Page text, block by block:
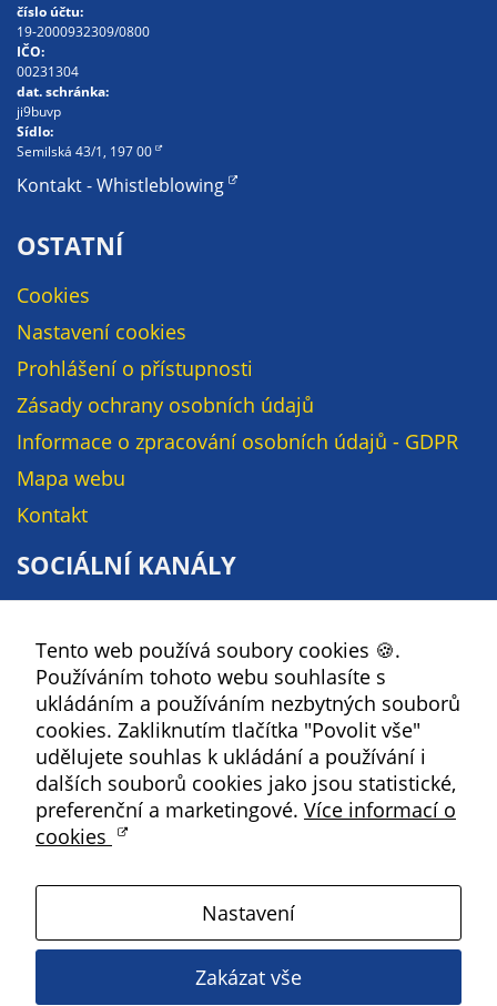
číslo účtu:
19-2000932309/0800
IČO:
00231304
dat. schránka:
ji9buvp
Sídlo:
Semilská 43/1, 197 00
Kontakt - Whistleblowing
OSTATNÍ
Cookies
Nastavení cookies
Prohlášení o přístupnosti
Zásady ochrany osobních údajů
Informace o zpracování osobních údajů - GDPR
Mapa webu
Kontakt
SOCIÁLNÍ KANÁLY
YouTube
Instagram
RSS
Kbely
Satalice
Tento web používá soubory cookies 🍪.
Používáním tohoto webu souhlasíte s
ukládáním a používáním nezbytných souborů
cookies. Zakliknutím tlačítka "Povolit vše"
udělujete souhlas k ukládání a používání i
dalších souborů cookies jako jsou statistické,
preferenční a marketingové. Více informací o
cookies
Nastavení
Zakázat vše
Personalizované
přizpůsobili naše
potřebám a
zájmům našich
návštěvníků.
Reklamní
cookies
abychom Vám
mohli zobrazit
vhodné obsahy